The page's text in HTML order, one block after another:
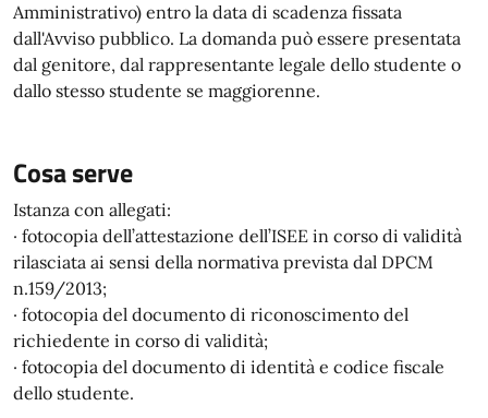
Amministrativo) entro la data di scadenza fissata
dall'Avviso pubblico. La domanda può essere presentata
dal genitore, dal rappresentante legale dello studente o
dallo stesso studente se maggiorenne.
Cosa serve
Istanza con allegati:
· fotocopia dell’attestazione dell’ISEE in corso di validità
rilasciata ai sensi della normativa prevista dal DPCM
n.159/2013;
· fotocopia del documento di riconoscimento del
richiedente in corso di validità;
· fotocopia del documento di identità e codice fiscale
dello studente.